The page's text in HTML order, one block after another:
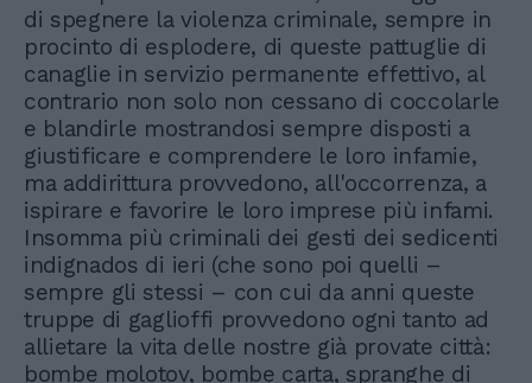
di spegnere la violenza criminale, sempre in
procinto di esplodere, di queste pattuglie di
canaglie in servizio permanente effettivo, al
contrario non solo non cessano di coccolarle
e blandirle mostrandosi sempre disposti a
giustificare e comprendere le loro infamie,
ma addirittura provvedono, all'occorrenza, a
ispirare e favorire le loro imprese più infami.
Insomma più criminali dei gesti dei sedicenti
indignados di ieri (che sono poi quelli –
sempre gli stessi – con cui da anni queste
truppe di gaglioffi provvedono ogni tanto ad
allietare la vita delle nostre già provate città:
bombe molotov, bombe carta, spranghe di